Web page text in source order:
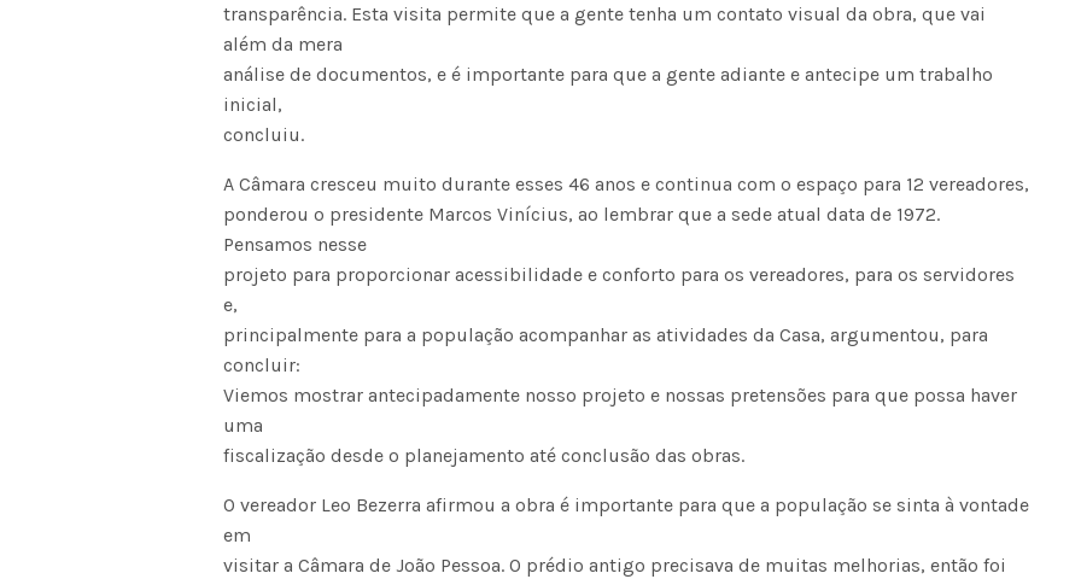
transparência. Esta visita permite que a gente tenha um contato visual da obra, que vai
além da mera
análise de documentos, e é importante para que a gente adiante e antecipe um trabalho
inicial,
concluiu.
A Câmara cresceu muito durante esses 46 anos e continua com o espaço para 12 vereadores,
ponderou o presidente Marcos Vinícius, ao lembrar que a sede atual data de 1972.
Pensamos nesse
projeto para proporcionar acessibilidade e conforto para os vereadores, para os servidores
e,
principalmente para a população acompanhar as atividades da Casa, argumentou, para
concluir:
Viemos mostrar antecipadamente nosso projeto e nossas pretensões para que possa haver
uma
fiscalização desde o planejamento até conclusão das obras.
O vereador Leo Bezerra afirmou a obra é importante para que a população se sinta à vontade
em
visitar a Câmara de João Pessoa. O prédio antigo precisava de muitas melhorias, então foi
buraco em quase 50 bairros